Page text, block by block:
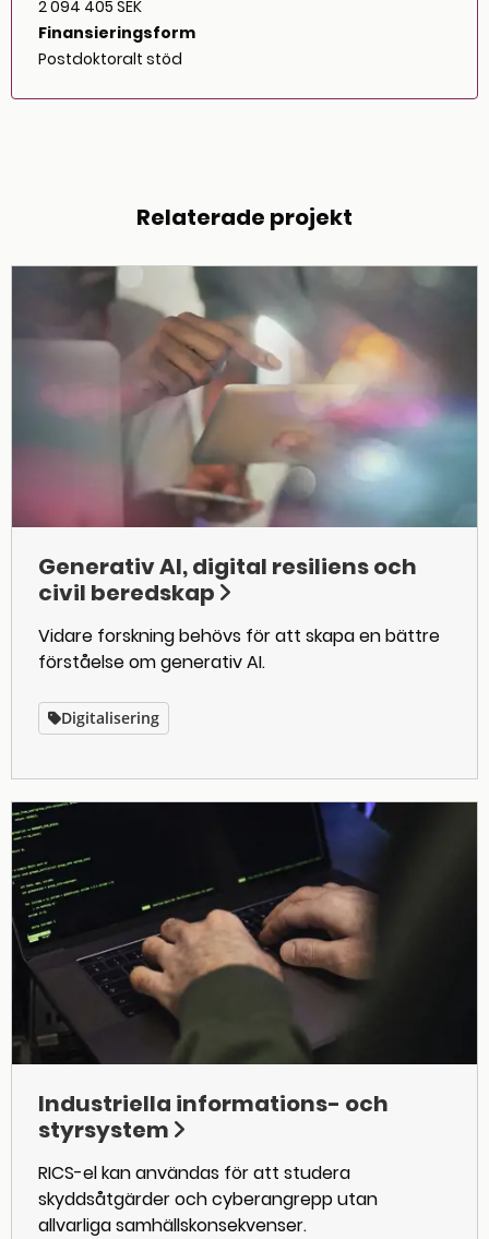
2 094 405 SEK
Finansieringsform
Postdoktoralt stöd
Relaterade projekt
Generativ AI, digital resiliens och
civil beredskap
Vidare forskning behövs för att skapa en bättre
förståelse om generativ AI.
Digitalisering
Industriella informations- och
styrsystem
RICS-el kan användas för att studera
skyddsåtgärder och cyberangrepp utan
allvarliga samhällskonsekvenser.